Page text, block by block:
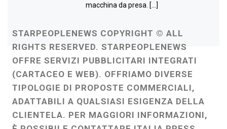
macchina da presa. […]
STARPEOPLENEWS COPYRIGHT © ALL
RIGHTS RESERVED. STARPEOPLENEWS
OFFRE SERVIZI PUBBLICITARI INTEGRATI
(CARTACEO E WEB). OFFRIAMO DIVERSE
TIPOLOGIE DI PROPOSTE COMMERCIALI,
ADATTABILI A QUALSIASI ESIGENZA DELLA
CLIENTELA. PER MAGGIORI INFORMAZIONI,